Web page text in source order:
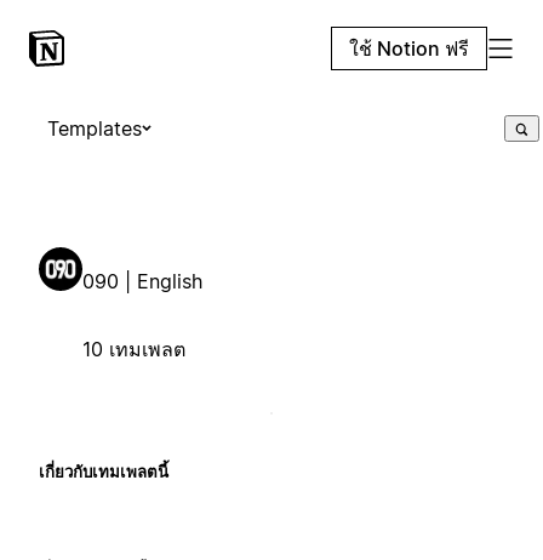
ใช้ Notion ฟรี
Templates
090 | English
10 เทมเพลต
เกี่ยวกับเทมเพลตนี้